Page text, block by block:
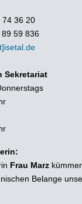
74 36 20
89 59 836
Sekretariat
Frau Marz
Belange